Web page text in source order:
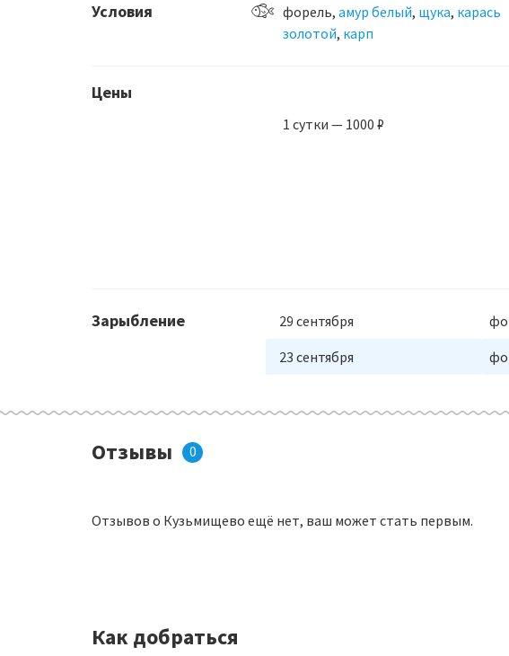
Условия форель, амур белый, щука, карась
золотой, карп
Цены
1 сутки — 1000 ₽
Зарыбление 29 сентября
23 сентября
Отзывы 0
Отзывов о Кузьмищево ещё нет, ваш может стать первым.
Как добраться